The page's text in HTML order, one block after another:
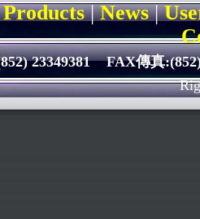
Products|News|
23349381 FAX傳真